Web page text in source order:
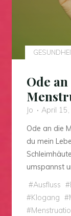
Ode
Jo
April
Ode an die
du mein
umspannst
#Ausfluss #
#Klogang #
#